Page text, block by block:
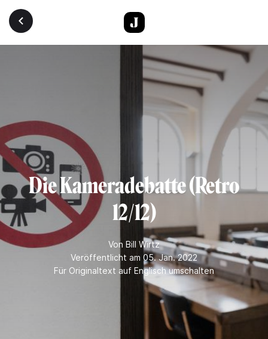
Direkt zum Inhalt
Die Kameradebatte (Retro
12/12)
Von Bill Wirtz
Veröffentlicht am 05. Jan. 2022
Für Originaltext auf Englisch umschalten